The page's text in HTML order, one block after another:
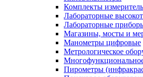
Комплекты
Лабораторные
Лабораторные
Магазины, мосты и
Манометры цифровые
Метрологическое
Пирометры